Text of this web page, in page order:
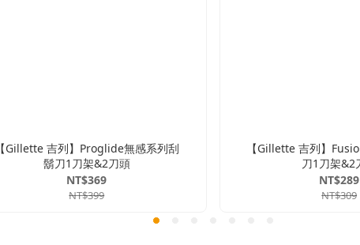
【Gillette 吉列】Proglide無感系列刮
鬍刀1刀架&2刀頭
NT$369
NT$399
【Gillette 吉列】
刀1刀架&2
NT$289
NT$309